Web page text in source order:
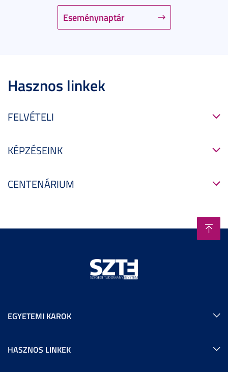
Eseménynaptár
Hasznos linkek
FELVÉTELI
KÉPZÉSEINK
CENTENÁRIUM
EGYETEMI KAROK
HASZNOS LINKEK